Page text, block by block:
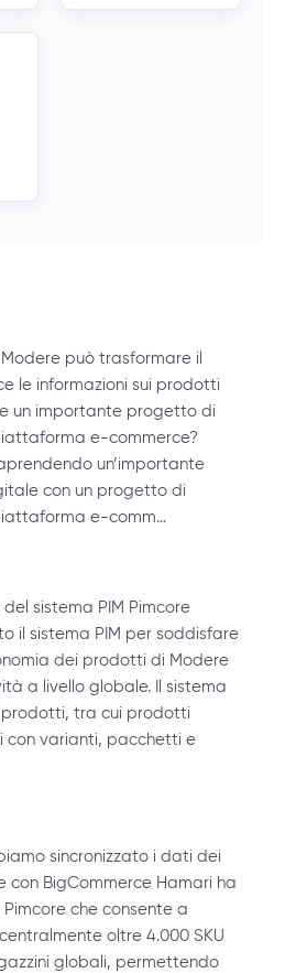
può trasformare il
le informazioni sui prodotti
un importante progetto di
e-commerce?
un’importante
con un progetto di
e-comm…
sistema PIM Pimcore
il sistema PIM per soddisfare
dei prodotti di Modere
a livello globale. Il sistema
tra cui prodotti
varianti, pacchetti e
sincronizzato i dati dei
con BigCommerce Hamari ha
che consente a
oltre 4.000 SKU
globali, permettendo